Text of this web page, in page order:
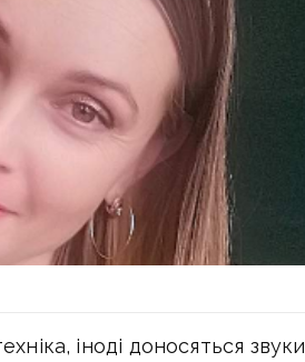
іноді доносяться звуки